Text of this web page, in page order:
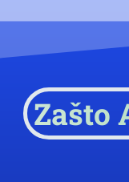
Zašto